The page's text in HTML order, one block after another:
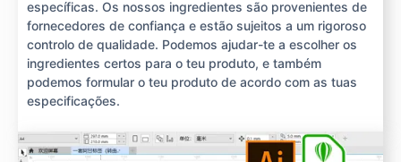
específicas. Os nossos ingredientes são provenientes de
fornecedores de confiança e estão sujeitos a um rigoroso
controlo de qualidade. Podemos ajudar-te a escolher os
ingredientes certos para o teu produto, e também
podemos formular o teu produto de acordo com as tuas
especificações.